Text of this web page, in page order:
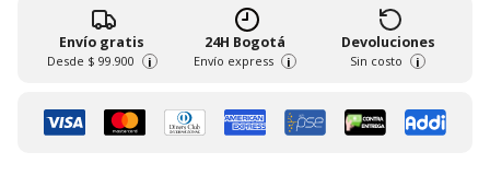
Envío gratis
Desde $ 99.900 i
24H Bogotá
Envío express i
Devoluciones
Sin costo i